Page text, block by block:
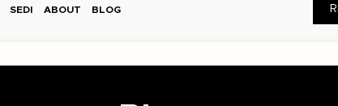
SEDI ABOUT BLOG